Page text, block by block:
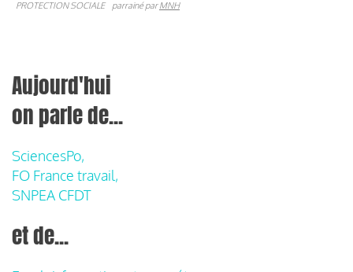
PROTECTION SOCIALE parrainé parMNH
Aujourd'hui
on parle de...
SciencesPo,
FO France travail,
SNPEA CFDT
et de...